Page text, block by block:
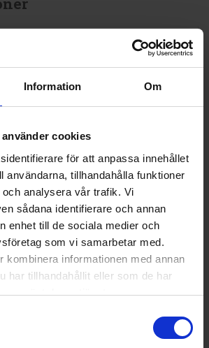
Information Om
cookies
för att anpassa innehållet
användarna, tillhandahålla funktioner
analysera vår trafik. Vi
sådana identifierare och annan
enhet till de sociala medier och
som vi samarbetar med.
kombinera informationen med annan
har tillhandahållit eller som de har
använt deras tjänster.
AEG
59.4
59.6
56.9
7333394017792
Pyrolytisk självreng